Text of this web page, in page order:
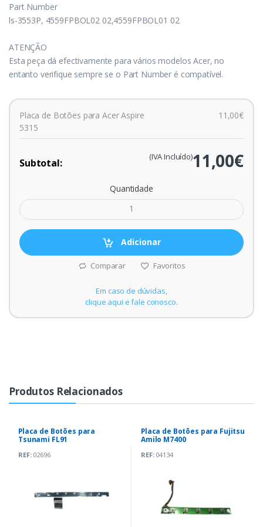
Part Number
ls-3553P, 4559FPBOL02 02,4559FPBOL01 02
ATENÇÃO
Esta peça dá efectivamente para vários modelos Acer, no
entanto verifique sempre se o Part Number é compatível.
Placa de Botões para Acer Aspire
5315
11,00€
Subtotal: 11,00€
(IVA Incluído)
Quantidade
Adicionar
Comparar Favoritos
Em caso de dúvidas,
clique aqui e fale conosco.
Produtos Relacionados
Placa de Botões para
Tsunami FL91
REF:02696
Placa de Botões para Fujitsu
Amilo M7400
REF:04134